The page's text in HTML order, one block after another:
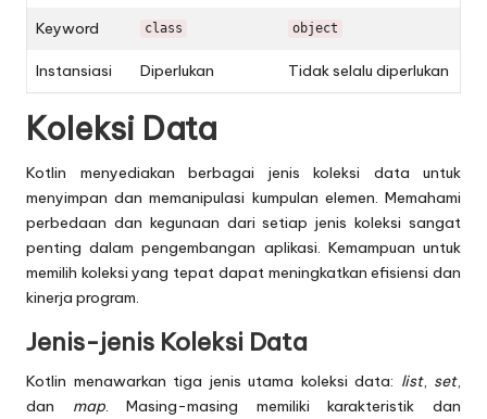
Keyword class object
Instansiasi Diperlukan Tidak selalu diperlukan
Koleksi Data
Kotlin menyediakan berbagai jenis koleksi data untuk
menyimpan dan memanipulasi kumpulan elemen. Memahami
perbedaan dan kegunaan dari setiap jenis koleksi sangat
penting dalam pengembangan aplikasi. Kemampuan untuk
memilih koleksi yang tepat dapat meningkatkan efisiensi dan
kinerja program.
Jenis-jenis Koleksi Data
Kotlin menawarkan tiga jenis utama koleksi data: list, set,
dan map. Masing-masing memiliki karakteristik dan